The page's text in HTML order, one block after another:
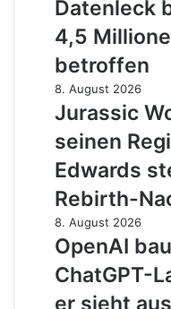
und
neue
HARPOON
v2
Ryde:
Rund
4,5
Millionen
Kundenkonten
betroffen
Datenleck
4,5
betroffen
Jurassic
World
verliert
seinen
Regisseur:
Gareth
Edwards
steigt
beim
Rebirth-
Nachfolger
8. August 2026
Jurassic
seinen
Edwards
Rebirth-
OpenAI
baut
offenbar
einen
ChatGPT-
8. August 2026
OpenAI
ChatGPT-
er sieht